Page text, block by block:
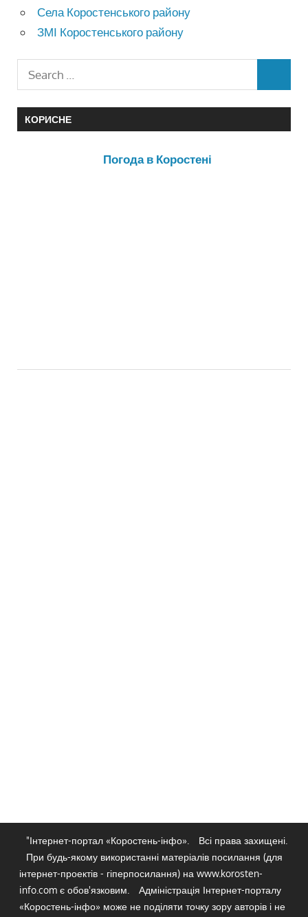
Села Коростенського району
ЗМІ Коростенського району
КОРИСНЕ
Погода в Коростені
"Інтернет-портал «Коростень-інфо».
Всі права захищені.
При будь-якому використанні матеріалів посилання (для
інтернет-проектів - гіперпосилання) на www.korosten-
info.com є обов'язковим.
Адміністрація Інтернет-порталу
«Коростень-інфо» може не поділяти точку зору авторів і не